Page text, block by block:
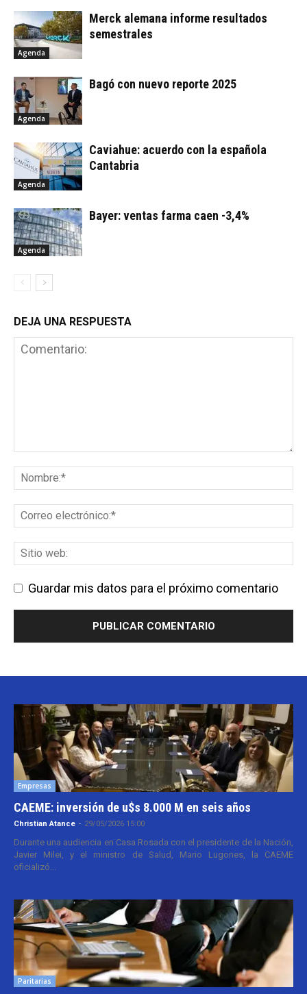
Agenda
Merck alemana informe resultados
semestrales
Agenda
Bagó con nuevo reporte 2025
Agenda
Caviahue: acuerdo con la española
Cantabria
Agenda
Bayer: ventas farma caen -3,4%
DEJA UNA RESPUESTA
Guardar mis datos para el próximo comentario
Empresas
CAEME: inversión de u$s 8.000 M en seis años
Christian Atance - 29/05/2026 15:00
Durante una audiencia en Casa Rosada con el presidente de la Nación,
Javier Milei, y el ministro de Salud, Mario Lugones, la CAEME
oficializó...
Paritarias